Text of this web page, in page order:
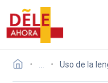
Uso de la